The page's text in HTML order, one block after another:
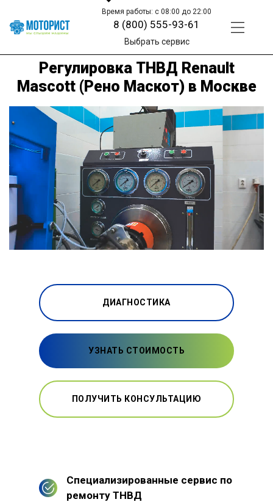
Время работы: с 08:00 до 22:00
8 (800) 555-93-61
Выбрать сервис
Регулировка ТНВД Renault
Mascott (Рено Маскот) в Москве
ДИАГНОСТИКА
УЗНАТЬ СТОИМОСТЬ
ПОЛУЧИТЬ КОНСУЛЬТАЦИЮ
Специализированные сервис по
ремонту ТНВД